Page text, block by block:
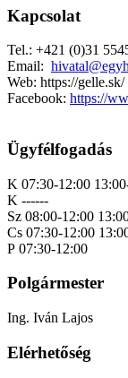
Kapcsolat
Tel.: +421 (0)31
Email:
Web: https://gelle.sk/
Facebook: https://
Ügyfélfogadás
K 07:30-12:00
K ------
Sz 08:00-12:00
Cs 07:30-12:00
P 07:30-12:00
Polgármester
Ing. Iván Lajos
Elérhetőség